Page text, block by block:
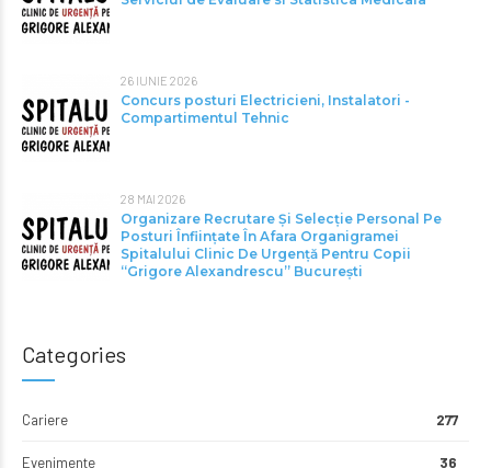
26 IUNIE 2026
Concurs posturi Electricieni, Instalatori -
Compartimentul Tehnic
28 MAI 2026
Organizare Recrutare Și Selecție Personal Pe
Posturi Înființate În Afara Organigramei
Spitalului Clinic De Urgență Pentru Copii
“Grigore Alexandrescu” Bucureşti
Categories
Cariere 277
Evenimente 36